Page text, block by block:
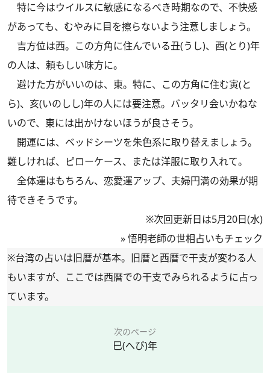
特に今はウイルスに敏感になるべき時期なので、不快感
があっても、むやみに目を擦らないよう注意しましょう。
吉方位は西。この方角に住んでいる丑(うし)、酉(とり)年
の人は、頼もしい味方に。
避けた方がいいのは、東。特に、この方角に住む寅(と
ら)、亥(いのしし)年の人には要注意。バッタリ会いかねな
いので、東には出かけないほうが良さそう。
開運には、ベッドシーツを朱色系に取り替えましょう。
難しければ、ピローケース、または洋服に取り入れて。
全体運はもちろん、恋愛運アップ、夫婦円満の効果が期
待できそうです。
※次回更新日は5月20日(水)
»悟明老師の世相占いもチェック
※台湾の占いは旧暦が基本。旧暦と西暦で干支が変わる人
もいますが、ここでは西暦での干支でみられるように占っ
ています。
次のページ
巳(へび)年